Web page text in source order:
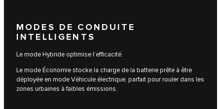
MODES DE CONDUITE
INTELLIGENTS
Le mode Hybride optimise l’efficacité.
Le mode Économie stocke la charge de la batterie prête à être
déployée en mode Véhicule électrique, parfait pour rouler dans les
zones urbaines à faibles émissions.